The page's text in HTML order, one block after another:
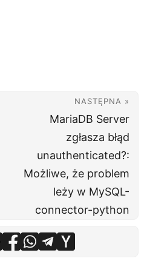
NASTĘPNA »
MariaDB Server
zgłasza błąd
unauthenticated?:
Możliwe, że problem
leży w MySQL-
connector-python